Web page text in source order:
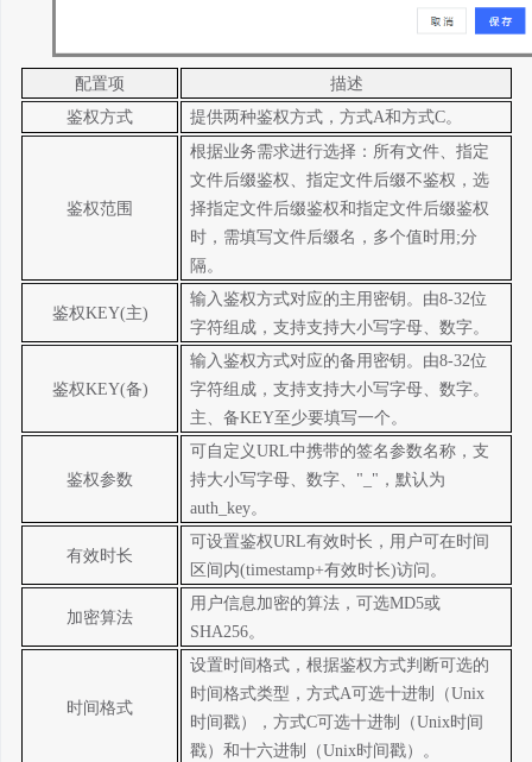
配置项
描述
鉴权方式
提供两种鉴权方式，方式A和方式C。
鉴权范围
根据业务需求进行选择：所有文件、指定
文件后缀鉴权、指定文件后缀不鉴权，选
择指定文件后缀鉴权和指定文件后缀鉴权
时，需填写文件后缀名，多个值时用 ;分
隔。
鉴权KEY(主)
输入鉴权方式对应的主用密钥。由8-32位
字符组成，支持支持大小写字母、数字。
鉴权KEY(备)
输入鉴权方式对应的备用密钥。由8-32位
字符组成，支持支持大小写字母、数字。
主、备KEY至少要填写一个。
鉴权参数
可自定义URL中携带的签名参数名称，支
持大小写字母、数字、 "_" ，默认为
auth_key。
有效时长
可设置鉴权URL有效时长，用户可在时间
区间内(timestamp+有效时长)访问。
加密算法
用户信息加密的算法，可选MD5或
SHA256。
时间格式
设置时间格式，根据鉴权方式判断可选的
时间格式类型，方式A可选十进制（Unix
时间戳），方式C可选十进制（Unix时间
戳）和十六进制（Unix时间戳）。